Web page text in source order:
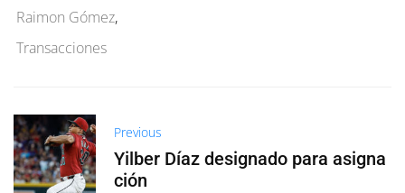
Raimon Gómez,
Transacciones
Previous
Yilber Díaz designado para asigna
ción